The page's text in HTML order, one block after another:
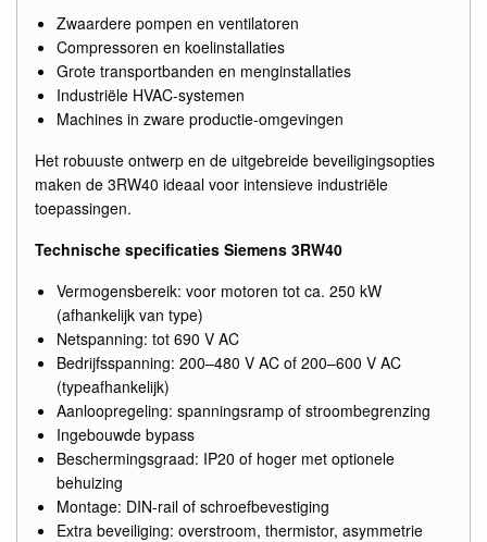
Zwaardere pompen en ventilatoren
Compressoren en koelinstallaties
Grote transportbanden en menginstallaties
Industriële HVAC-systemen
Machines in zware productie-omgevingen
Het robuuste ontwerp en de uitgebreide beveiligingsopties
maken de 3RW40 ideaal voor intensieve industriële
toepassingen.
Technische specificaties Siemens 3RW40
Vermogensbereik: voor motoren tot ca. 250 kW
(afhankelijk van type)
Netspanning: tot 690 V AC
Bedrijfsspanning: 200–480 V AC of 200–600 V AC
(typeafhankelijk)
Aanloopregeling: spanningsramp of stroombegrenzing
Ingebouwde bypass
Beschermingsgraad: IP20 of hoger met optionele
behuizing
Montage: DIN-rail of schroefbevestiging
Extra beveiliging: overstroom, thermistor, asymmetrie